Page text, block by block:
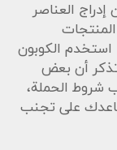
العناصر
استخدم الكوبون
أن بعض
شروط الحملة،
على تجنب